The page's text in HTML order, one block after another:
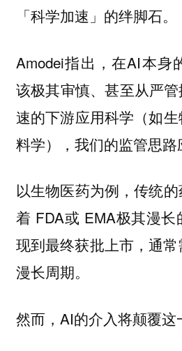
「科学加速」的绊脚石。
Amodei指出，在AI本身
该极其审慎、甚至从严
速的下游应用科学（如
料学），我们的监管思路
以生物医药为例，传统
着 FDA或 EMA极其漫
现到最终获批上市，通
漫长周期。
然而，AI的介入将颠覆这